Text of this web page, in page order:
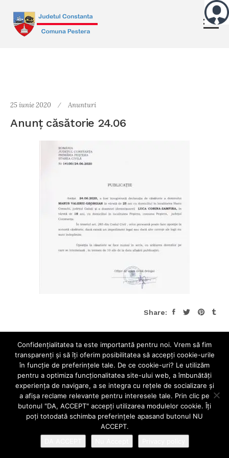
25 iunie 2020 Anunturi
Anunț căsătorie 24.06
Share:
Confidenţialitatea ta este importantă pentru noi. Vrem să fim
transparenţi și să îţi oferim posibilitatea să accepţi cookie-urile
în funcţie de preferinţele tale. De ce cookie-uri? Le utilizăm
pentru a optimiza funcţionalitatea site-ului web, a îmbunătăţi
experienţa de navigare, a se integra cu reţele de socializare şi
a afişa reclame relevante pentru interesele tale. Prin clic pe
butonul "DA, ACCEPT" accepţi utilizarea modulelor cookie. Îţi
poţi totodată schimba preferinţele apasand butonul NU
ACCEPT.